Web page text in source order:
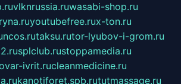
vlknrussia.ruwasabi-shop.ru
youtubefree.rux-ton.ru
taksu.rutor-lyubov-i-grom.ru
splclub.rustoppamedia.ru
ivrit.rucleanmedicine.ru
kanotiforet.spb.rututmassage.ru